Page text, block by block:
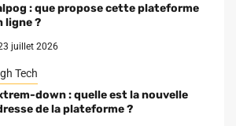
: que propose cette plateforme
ligne ?
juillet 2026
Tech
down : quelle est la nouvelle
de la plateforme ?